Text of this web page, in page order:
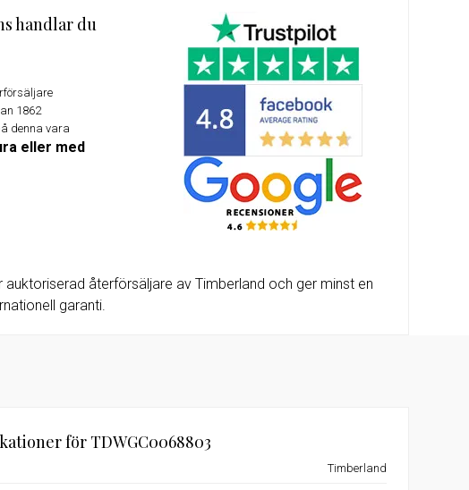
för Militum-
på utvalda
Ur
handlar du
1862
denna vara
eller med
auktoriserad återförsäljare av Timberland och ger minst en
garanti.
för TDWGC0068803
Timberland